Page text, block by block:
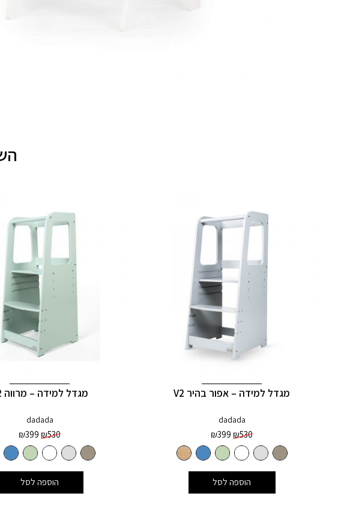
מגדל למידה – אפור בהיר V2
dadada
₪530
המחיר
המקורי
היה:
₪530.
₪399
הנוכחי
הוא:
₪399.
הוספה לסל
מגדל למידה – מרווה V2
dadada
₪530
המחיר
המקורי
היה:
₪530.
₪399
הוא:
הוספה לסל